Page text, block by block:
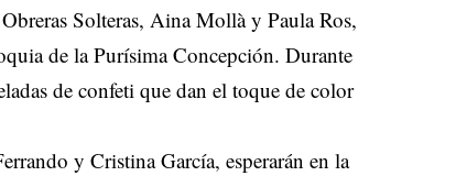
Solteras, Aina Mollà y Paula Ros,
de la Purísima Concepción. Durante
de confeti que dan el toque de color
y Cristina García, esperarán en la